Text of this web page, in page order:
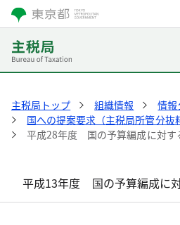
主税局トップ 組織情報
情
国への提案要求（主税局所管分抜
平成28年度 国の予算編成に対す
平成13年度 国の予算編成に